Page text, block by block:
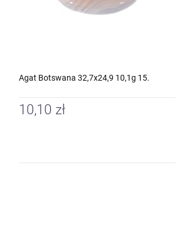
Agat Botswana 32,7x24,9 10,1g 15.
10,10 zł